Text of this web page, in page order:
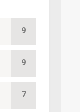
9
9
7